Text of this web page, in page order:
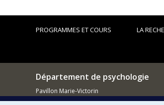
PROGRAMMES ET COURS LA
Département de psychologie
Pavillon Marie-Victorin
90, avenue Vincent d'Indy